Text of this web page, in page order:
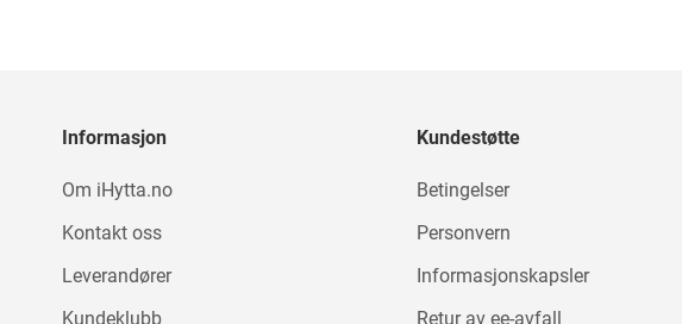
Informasjon
Om iHytta.no
Kontakt oss
Leverandører
Kundeklubb
Kundestøtte
Betingelser
Personvern
Informasjonskapsler
Retur av ee-avfall